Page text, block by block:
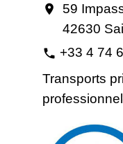
location_on
59
42630
phone +33 4 74
Transports